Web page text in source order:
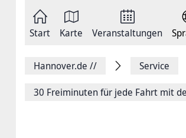
springen
Start Karte Veranstaltungen
FacebookHannover.de // Service
30 Frei­mi­nu­ten für jede Fahrt mit